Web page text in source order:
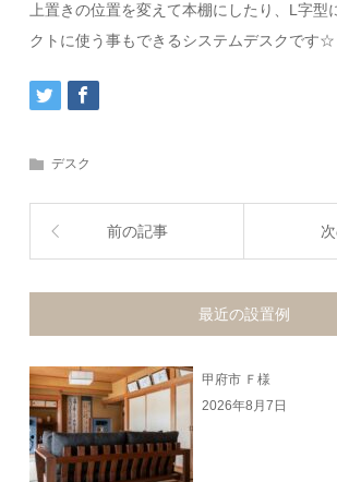
上置きの位置を変えて本棚にしたり、L字型
クトに使う事もできるシステムデスクです☆
デスク
前の記事
最近の設置例
甲府市 Ｆ様
2026年8月7日